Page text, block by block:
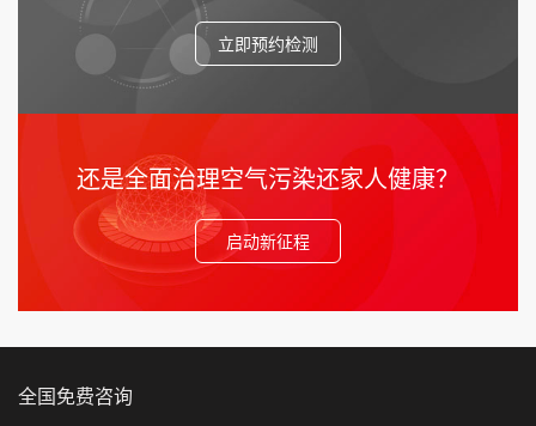
立即预约检测
还是全面治理空气污染还家人健康？
启动新征程
全国免费咨询